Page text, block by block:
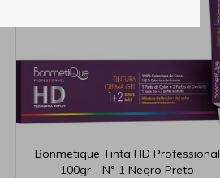
Bonmetique Tinta HD Professional
100gr - N° 1 Negro Preto